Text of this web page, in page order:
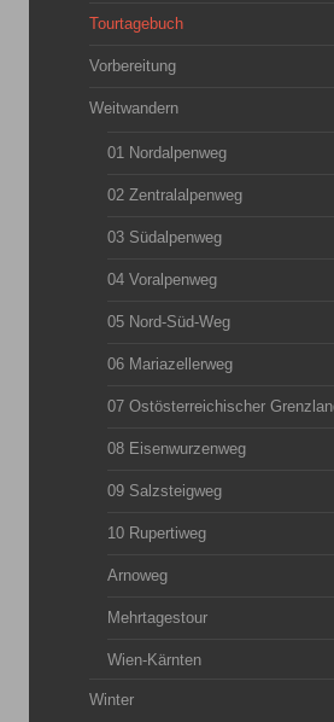
Tourtagebuch
Vorbereitung
Weitwandern
01 Nordalpenweg
02 Zentralalpenweg
03 Südalpenweg
04 Voralpenweg
05 Nord-Süd-Weg
06 Mariazellerweg
07 Ostösterreichischer
08 Eisenwurzenweg
09 Salzsteigweg
10 Rupertiweg
Arnoweg
Mehrtagestour
Wien-Kärnten
Winter